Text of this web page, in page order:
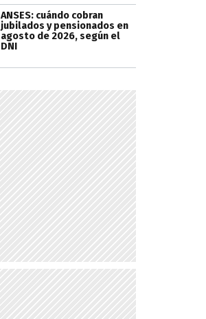
ANSES: cuándo cobran
jubilados y pensionados en
agosto de 2026, según el
DNI